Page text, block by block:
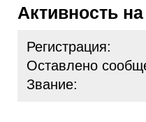
Активность
Регистрация:
Оставлено
Звание: